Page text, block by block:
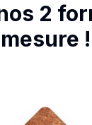
2
mesure !